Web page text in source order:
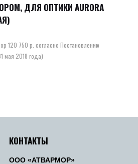
ДЛЯ ОПТИКИ AURORA
КОНТАКТЫ
ООО «АТВАРМОР»